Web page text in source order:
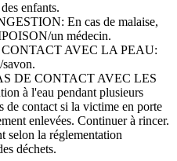
enfants.
En cas de malaise,
un médecin.
AVEC LA PEAU:
DE CONTACT AVEC LES
à l'eau pendant plusieurs
de contact si la victime en porte
enlevées. Continuer à rincer.
selon la réglementation
déchets.